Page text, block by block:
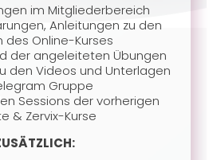
im Mitgliederbereich
Anleitungen zu den
des Online-Kurses
der angeleiteten Übungen
den Videos und Unterlagen
Gruppe
Sessions der vorherigen
& Zervix-Kurse